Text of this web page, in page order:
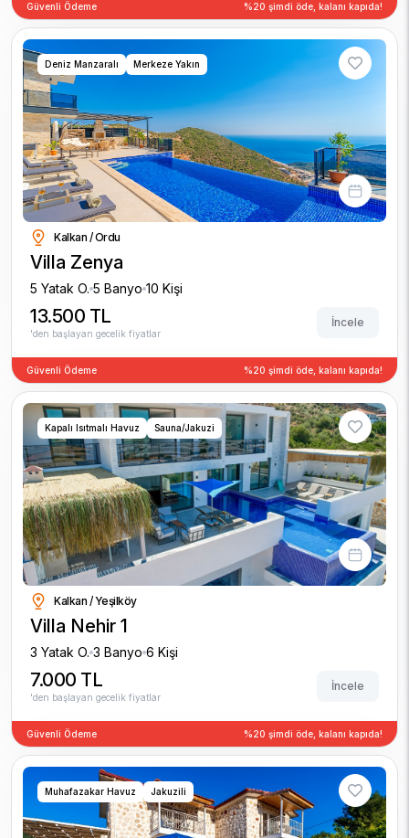
Güvenli Ödeme %20 şimdi öde, kalanı kapıda!
Deniz Manzaralı Merkeze Yakın
Kalkan / Ordu
Villa Zenya
5 Yatak O. 5 Banyo 10 Kişi
13.500 TL
'den başlayan gecelik fiyatlar
İncele
Güvenli Ödeme %20 şimdi öde, kalanı kapıda!
Kapalı Isıtmalı Havuz Sauna/Jakuzi
Kalkan / Yeşilköy
Villa Nehir 1
3 Yatak O. 3 Banyo 6 Kişi
7.000 TL
'den başlayan gecelik fiyatlar
İncele
Güvenli Ödeme %20 şimdi öde, kalanı kapıda!
Muhafazakar Havuz Jakuzili